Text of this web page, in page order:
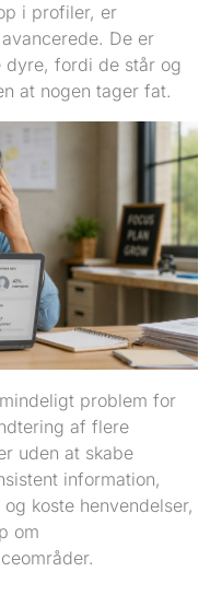
i profiler, er
De er
dyre, fordi de står og
at nogen tager fat.
problem for
af flere
uden at skabe
information,
koste henvendelser,
om